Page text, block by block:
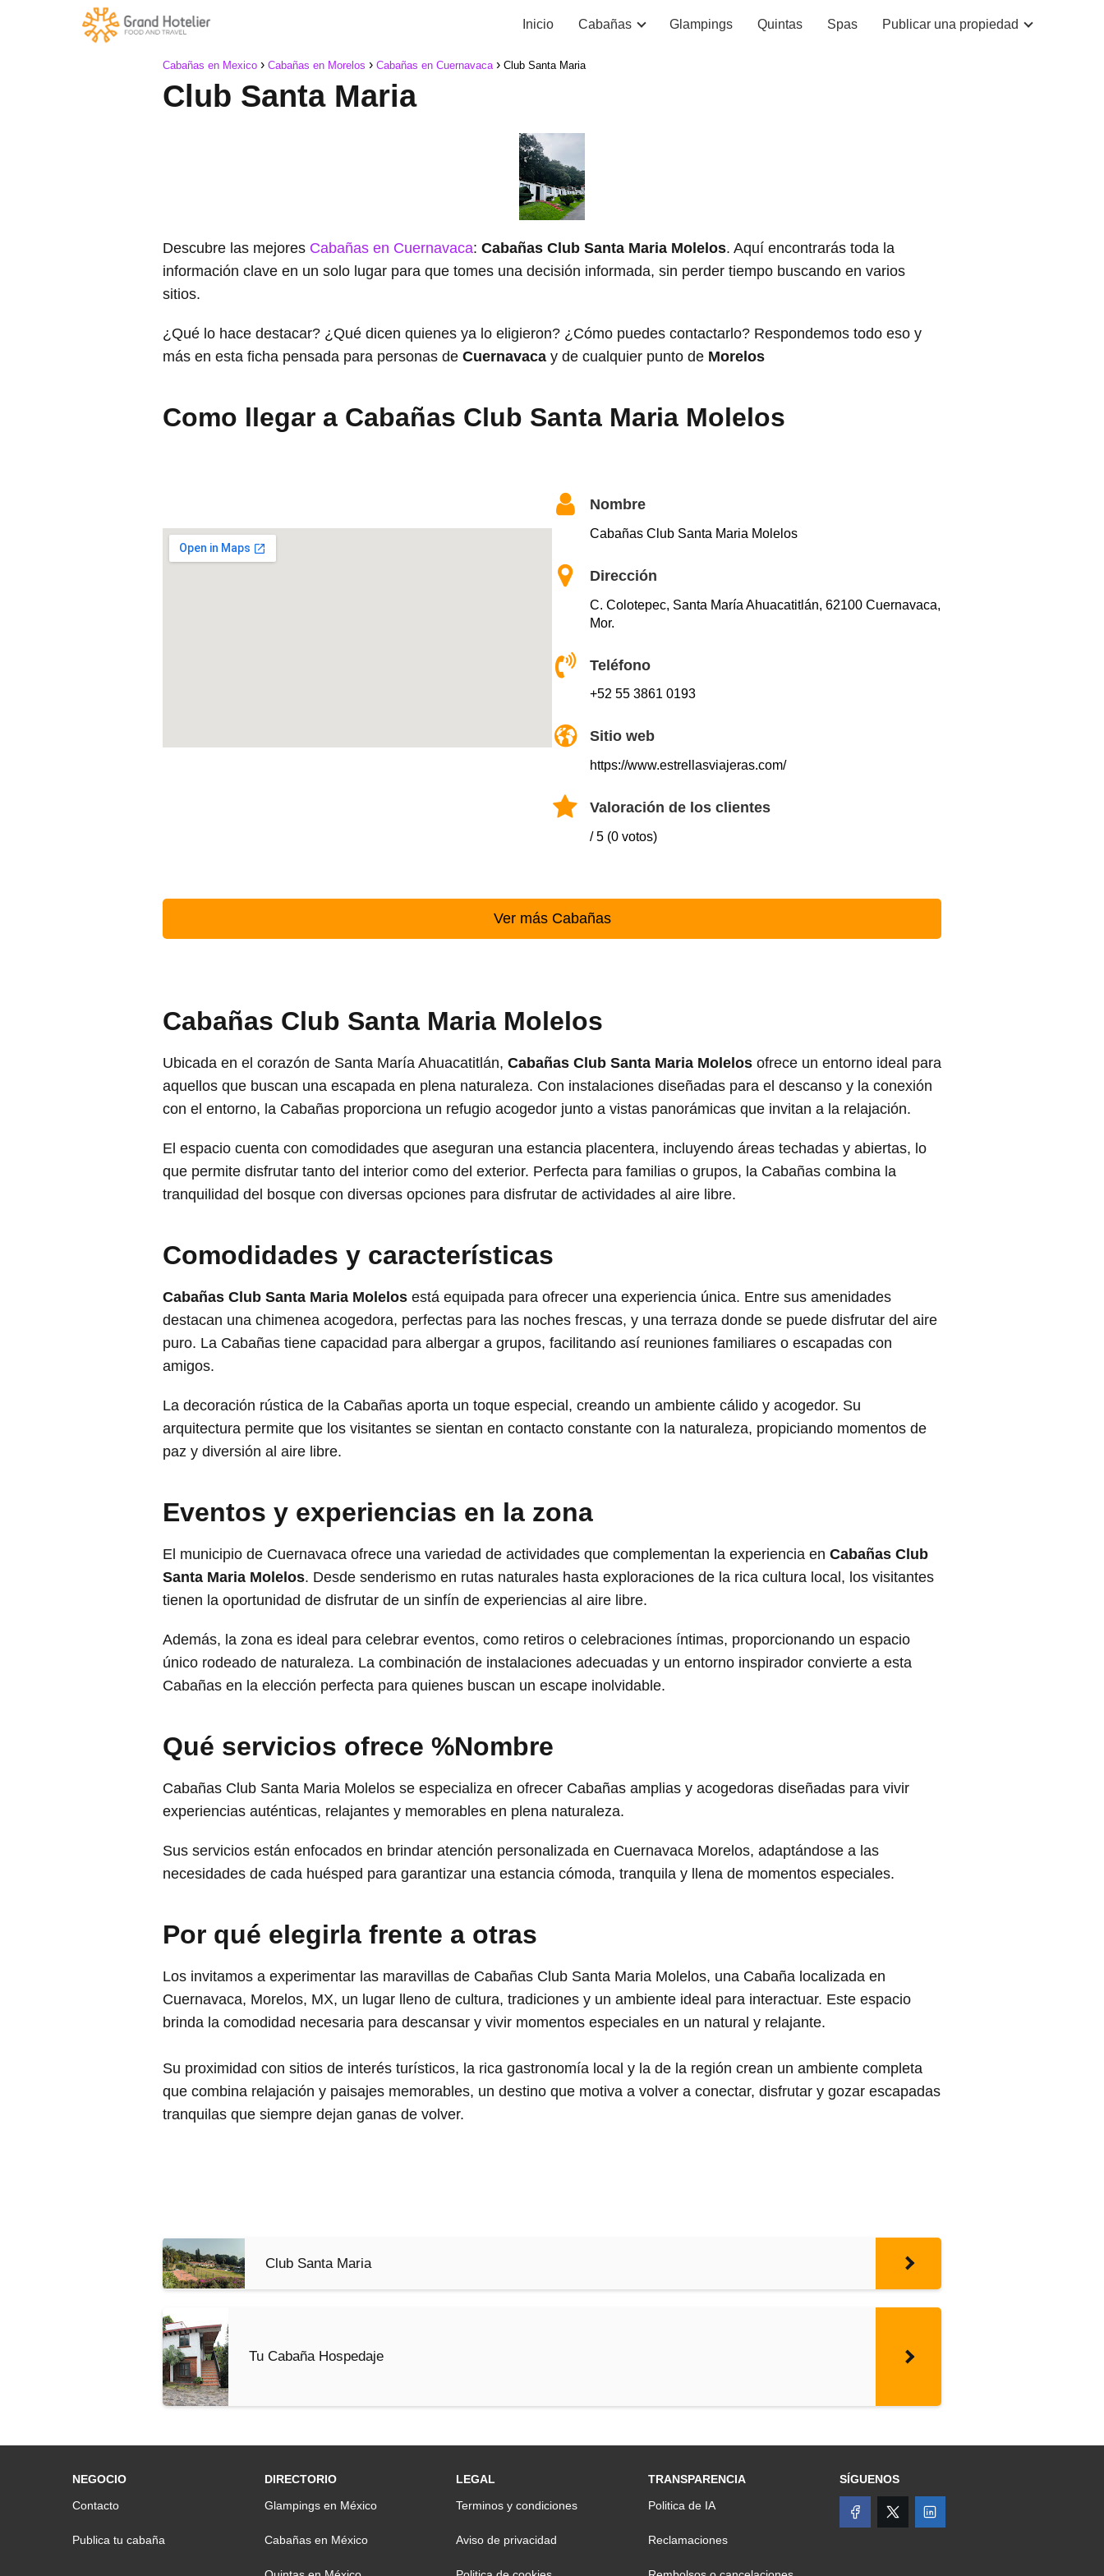
Inicio Cabañas Glampings Quintas Spas Publicar una propiedad
Cabañas en Mexico Cabañas en Morelos Cabañas en Cuernavaca Club Santa Maria
Club Santa Maria
Descubre las mejores Cabañas en Cuernavaca: Cabañas Club Santa Maria Molelos. Aquí encontrarás toda la
información clave en un solo lugar para que tomes una decisión informada, sin perder tiempo buscando en varios
sitios.
¿Qué lo hace destacar? ¿Qué dicen quienes ya lo eligieron? ¿Cómo puedes contactarlo? Respondemos todo eso y
más en esta ficha pensada para personas de Cuernavaca y de cualquier punto de Morelos
Como llegar a Cabañas Club Santa Maria Molelos
Nombre
Cabañas Club Santa Maria Molelos
Dirección
C. Colotepec, Santa María Ahuacatitlán, 62100 Cuernavaca,
Mor.
Teléfono
+52 55 3861 0193
Sitio web
https://www.estrellasviajeras.com/
Valoración de los clientes
/ 5 (0 votos)
Ver más Cabañas
Cabañas Club Santa Maria Molelos
Ubicada en el corazón de Santa María Ahuacatitlán, Cabañas Club Santa Maria Molelos ofrece un entorno ideal para
aquellos que buscan una escapada en plena naturaleza. Con instalaciones diseñadas para el descanso y la conexión
con el entorno, la Cabañas proporciona un refugio acogedor junto a vistas panorámicas que invitan a la relajación.
El espacio cuenta con comodidades que aseguran una estancia placentera, incluyendo áreas techadas y abiertas, lo
que permite disfrutar tanto del interior como del exterior. Perfecta para familias o grupos, la Cabañas combina la
tranquilidad del bosque con diversas opciones para disfrutar de actividades al aire libre.
Comodidades y características
Cabañas Club Santa Maria Molelos está equipada para ofrecer una experiencia única. Entre sus amenidades
destacan una chimenea acogedora, perfectas para las noches frescas, y una terraza donde se puede disfrutar del aire
puro. La Cabañas tiene capacidad para albergar a grupos, facilitando así reuniones familiares o escapadas con
amigos.
La decoración rústica de la Cabañas aporta un toque especial, creando un ambiente cálido y acogedor. Su
arquitectura permite que los visitantes se sientan en contacto constante con la naturaleza, propiciando momentos de
paz y diversión al aire libre.
Eventos y experiencias en la zona
El municipio de Cuernavaca ofrece una variedad de actividades que complementan la experiencia en Cabañas Club
Santa Maria Molelos. Desde senderismo en rutas naturales hasta exploraciones de la rica cultura local, los visitantes
tienen la oportunidad de disfrutar de un sinfín de experiencias al aire libre.
Además, la zona es ideal para celebrar eventos, como retiros o celebraciones íntimas, proporcionando un espacio
único rodeado de naturaleza. La combinación de instalaciones adecuadas y un entorno inspirador convierte a esta
Cabañas en la elección perfecta para quienes buscan un escape inolvidable.
Qué servicios ofrece %Nombre
Cabañas Club Santa Maria Molelos se especializa en ofrecer Cabañas amplias y acogedoras diseñadas para vivir
experiencias auténticas, relajantes y memorables en plena naturaleza.
Sus servicios están enfocados en brindar atención personalizada en Cuernavaca Morelos, adaptándose a las
necesidades de cada huésped para garantizar una estancia cómoda, tranquila y llena de momentos especiales.
Por qué elegirla frente a otras
Los invitamos a experimentar las maravillas de Cabañas Club Santa Maria Molelos, una Cabaña localizada en
Cuernavaca, Morelos, MX, un lugar lleno de cultura, tradiciones y un ambiente ideal para interactuar. Este espacio
brinda la comodidad necesaria para descansar y vivir momentos especiales en un natural y relajante.
Su proximidad con sitios de interés turísticos, la rica gastronomía local y la de la región crean un ambiente completa
que combina relajación y paisajes memorables, un destino que motiva a volver a conectar, disfrutar y gozar escapadas
tranquilas que siempre dejan ganas de volver.
Club Santa Maria
Tu Cabaña Hospedaje
NEGOCIO
Contacto
Publica tu cabaña
DIRECTORIO
Glampings en México
Cabañas en México
LEGAL
Terminos y condiciones
Aviso de privacidad
TRANSPARENCIA
Politica de IA
Reclamaciones
SÍGUENOS